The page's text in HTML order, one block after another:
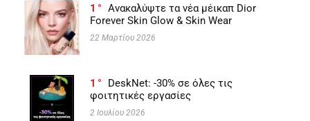
1
Ανακαλύψτε τα νέα μέικαπ Dior
Forever Skin Glow & Skin Wear
22 Μαρτίου 2026
1
DeskNet: -30% σε όλες τις
φοιτητικές εργασίες
2 Ιουλίου 2026